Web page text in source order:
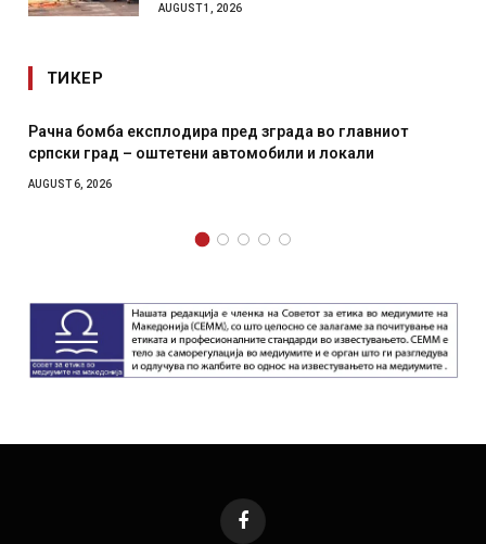
AUGUST 1, 2026
ТИКЕР
И Данска се милитарилизира – воведува нова 11-
месечна воена
AUGUST 4, 2026
Facebook